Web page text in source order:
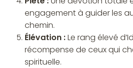
engagement à guider les
chemin.
Élévation :Le rang élevé
récompense de ceux qui
spirituelle.